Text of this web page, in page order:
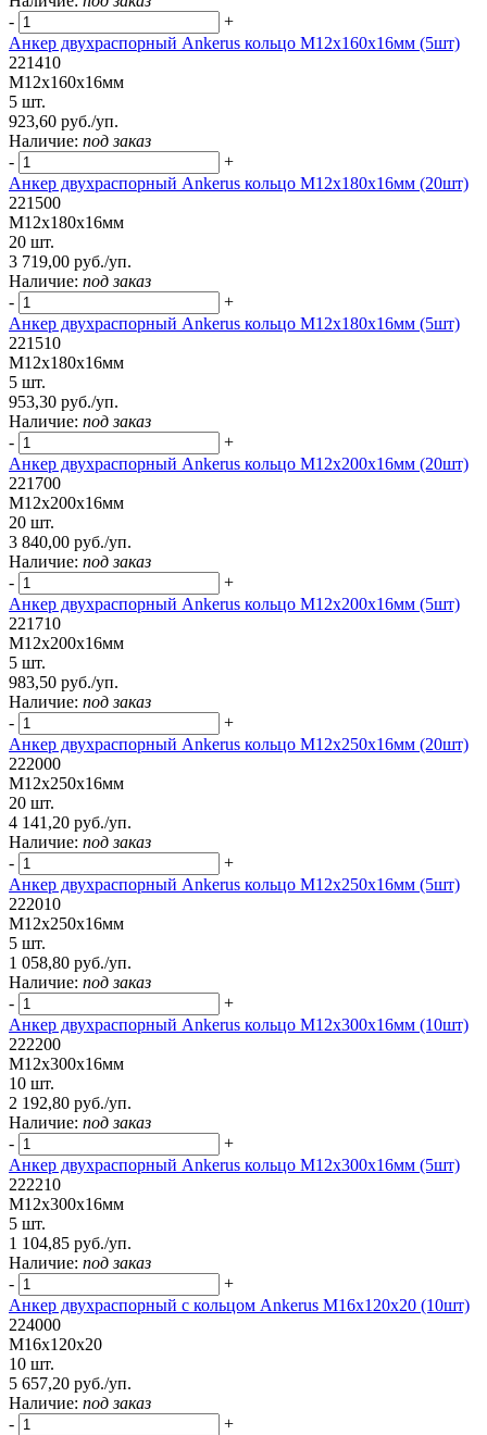
-
+
Анкер двухраспорный Ankerus кольцо М12х160х16мм (5шт)
221410
М12х160х16мм
5 шт.
923,60 руб./уп.
Наличие: под заказ
-
+
Анкер двухраспорный Ankerus кольцо М12х180х16мм (20шт)
221500
М12х180х16мм
20 шт.
3 719,00 руб./уп.
Наличие: под заказ
-
+
Анкер двухраспорный Ankerus кольцо М12х180х16мм (5шт)
221510
М12х180х16мм
5 шт.
953,30 руб./уп.
Наличие: под заказ
-
+
Анкер двухраспорный Ankerus кольцо М12х200х16мм (20шт)
221700
М12х200х16мм
20 шт.
3 840,00 руб./уп.
Наличие: под заказ
-
+
Анкер двухраспорный Ankerus кольцо М12х200х16мм (5шт)
221710
М12х200х16мм
5 шт.
983,50 руб./уп.
Наличие: под заказ
-
+
Анкер двухраспорный Ankerus кольцо М12х250х16мм (20шт)
222000
М12х250х16мм
20 шт.
4 141,20 руб./уп.
Наличие: под заказ
-
+
Анкер двухраспорный Ankerus кольцо М12х250х16мм (5шт)
222010
М12х250х16мм
5 шт.
1 058,80 руб./уп.
Наличие: под заказ
-
+
Анкер двухраспорный Ankerus кольцо М12х300х16мм (10шт)
222200
М12х300х16мм
10 шт.
2 192,80 руб./уп.
Наличие: под заказ
-
+
Анкер двухраспорный Ankerus кольцо М12х300х16мм (5шт)
222210
М12х300х16мм
5 шт.
1 104,85 руб./уп.
Наличие: под заказ
-
+
Анкер двухраспорный с кольцом Ankerus М16х120х20 (10шт)
224000
М16х120х20
10 шт.
5 657,20 руб./уп.
Наличие: под заказ
-
+